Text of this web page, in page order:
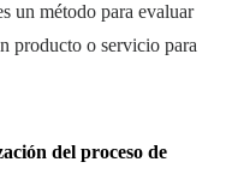
un método para evaluar
producto o servicio para
del proceso de